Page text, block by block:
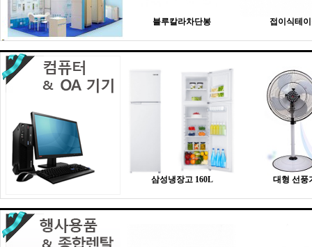
블루칼라차단봉 접이식테
삼성냉장고 160L 대형 선풍